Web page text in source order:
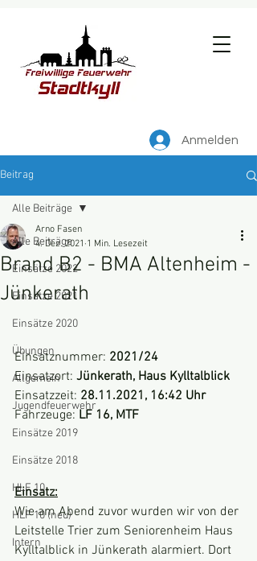
Anmelden
Beitrag
Alle Beiträge
Einsätze 2022
Einsätze 2021
Einsätze 2020
Übungen
Allgemein
Jugendfeuerwehr
Einsätze 2019
Einsätze 2018
HLF 10
HLF 10 (neu)
Intern
Alle Beiträge
Brand B2 - BMA Altenheim -
Jünkerath
Arno Fasen
4. Dez. 2021 1 Min. Lesezeit
Einsatznummer: 2021/24
Einsatzort: Jünkerath, Haus Kylltalblick
Einsatzzeit: 28.11.2021, 16:42 Uhr
Fahrzeuge: LF 16, MTF
Einsatz:
Wie am Abend zuvor wurden wir von der
Leitstelle Trier zum Seniorenheim Haus
Kylltalblick in Jünkerath alarmiert. Dort